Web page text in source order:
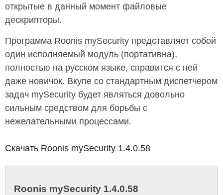
открытые в данный момент файловые
дескрипторы.
Программа Roonis mySecurity представляет собой
один исполняемый модуль (портативна),
полностью на русском языке, справится с ней
даже новичок. Вкупе со стандартным диспетчером
задач mySecurity будет являться довольно
сильным средством для борьбы с
нежелательными процессами.
Скачать Roonis mySecurity 1.4.0.58
Roonis mySecurity 1.4.0.58